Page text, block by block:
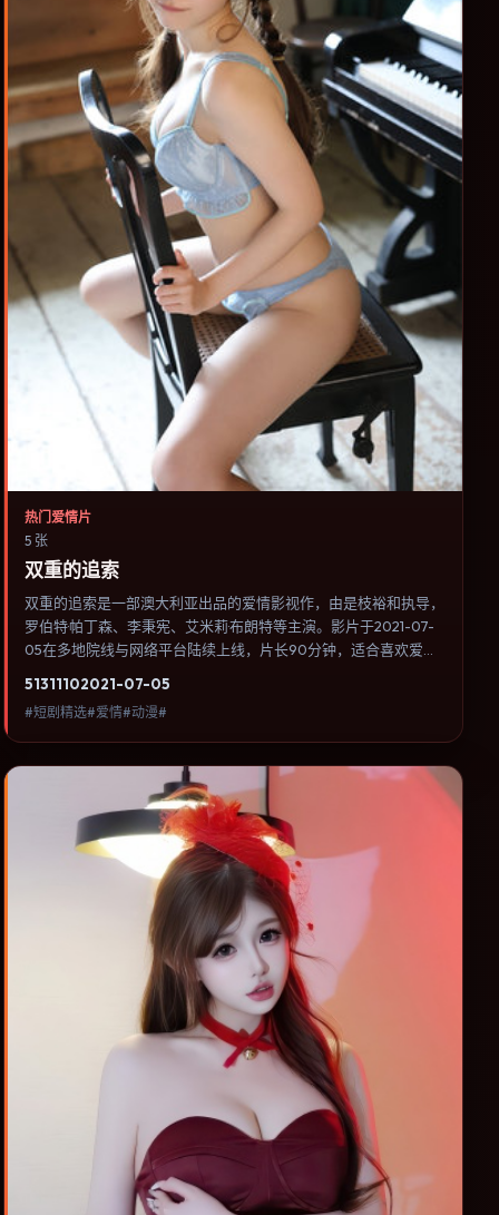
热门爱情片
5 张
双重的追索
双重的追索是一部澳大利亚出品的爱情影视作，由是枝裕和执导，
罗伯特·帕丁森、李秉宪、艾米莉·布朗特等主演。影片于2021-07-
05在多地院线与网络平台陆续上线，片长90分钟，适合喜欢爱情
物选择与情节推进，节奏与视听语言统一，可作为休闲观影或类型
片补片的选择。
51311102021-07-05
#短剧精选#爱情#动漫#